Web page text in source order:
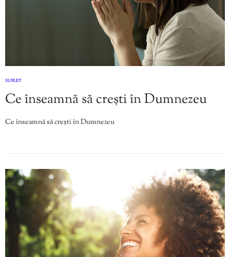
SUFLET
Ce înseamnă să crești în Dumnezeu
Ce înseamnă să crești în Dumnezeu